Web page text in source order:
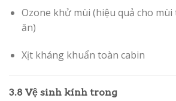
Ozone khử mùi (hiệu quả cho mùi
ăn)
Xịt kháng khuẩn toàn cabin
3.8 Vệ sinh kính trong